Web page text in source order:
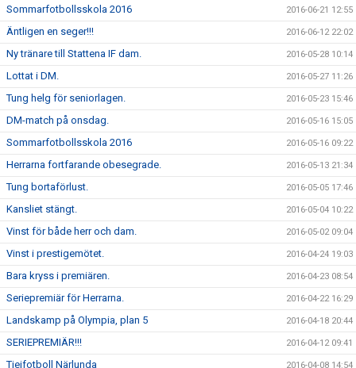
Sommarfotbollsskola 2016 2016-06-21 12:55
Äntligen en seger!!! 2016-06-12 22:02
Ny tränare till Stattena IF dam. 2016-05-28 10:14
Lottat i DM. 2016-05-27 11:26
Tung helg för seniorlagen. 2016-05-23 15:46
DM-match på onsdag. 2016-05-16 15:05
Sommarfotbollsskola 2016 2016-05-16 09:22
Herrarna fortfarande obesegrade. 2016-05-13 21:34
Tung bortaförlust. 2016-05-05 17:46
Kansliet stängt. 2016-05-04 10:22
Vinst för både herr och dam. 2016-05-02 09:04
Vinst i prestigemötet. 2016-04-24 19:03
Bara kryss i premiären. 2016-04-23 08:54
Seriepremiär för Herrarna. 2016-04-22 16:29
Landskamp på Olympia, plan 5 2016-04-18 20:44
SERIEPREMIÄR!!! 2016-04-12 09:41
Tjejfotboll Närlunda 2016-04-08 14:54